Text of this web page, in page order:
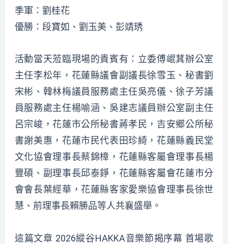
季軍：劉桂花
優勝：段寶如、劉玉美、彭靖琇
活動當天蒞臨現場的貴賓有：立委傅崐萁辦公室
主任李松年，花蓮縣議會副議長徐雪玉、秘書劉
宋彬、韓林梅議員服務處主任吳亮儀、徐子芳議
員服務處主任楊喻涵、吳建志議員辦公室副主任
呂宗峻，花蓮市公所秘書蔣孝民，吉安鄉公所秘
書謝美惠，花蓮市民代表田珍綺，花蓮縣義民堂
文化協會理事長蔡錦樟，花蓮縣客屬會理事長楊
豐碩、副理事長邱泰錚，花蓮縣客屬會花蓮市分
會會長葉經華，花蓮縣客家愛樂協會理事長徐世
慧、前理事長賴勝品等人共襄盛舉。
這篇文章 2026縱谷HAKKA音樂節揭序幕 首場歌